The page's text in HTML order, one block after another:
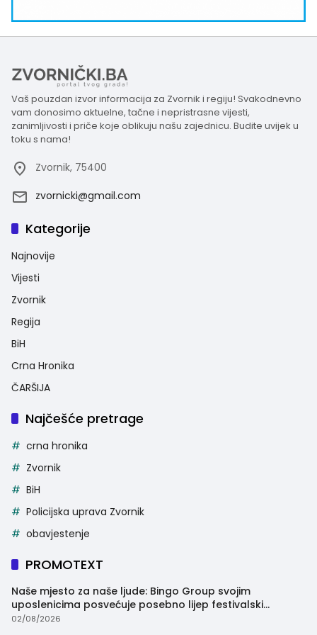
Vaš pouzdan izvor informacija za Zvornik i regiju! Svakodnevno
vam donosimo aktuelne, tačne i nepristrasne vijesti,
zanimljivosti i priče koje oblikuju našu zajednicu. Budite uvijek u
toku s nama!
Zvornik, 75400
zvornicki@gmail.com
Kategorije
Najnovije
Vijesti
Zvornik
Regija
BiH
Crna Hronika
ČARŠIJA
Najčešće pretrage
crna hronika
Zvornik
BiH
Policijska uprava Zvornik
obavjestenje
PROMOTEXT
Naše mjesto za naše ljude: Bingo Group svojim
uposlenicima posvećuje posebno lijep festivalski
trenutak
02/08/2026